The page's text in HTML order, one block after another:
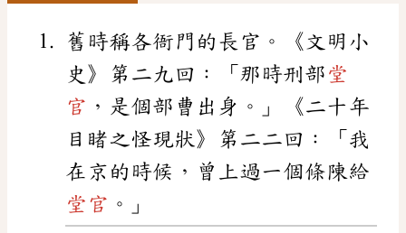
舊時稱各衙門的長官。《文明小
史》第二九回：「那時刑部 堂
官 ，是個部曹出身。」《二十年
目睹之怪現狀》第二二回：「我
在京的時候，曾上過一個條陳給
堂官 。」